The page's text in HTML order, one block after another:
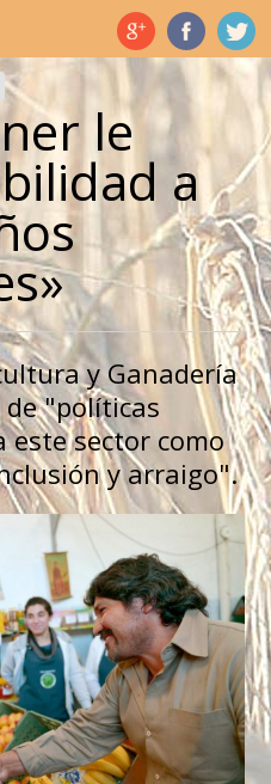
le
a
y Ganadería
de "políticas
este sector como
y arraigo".